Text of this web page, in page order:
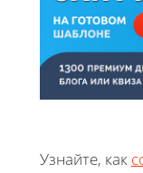
Узнайте, как